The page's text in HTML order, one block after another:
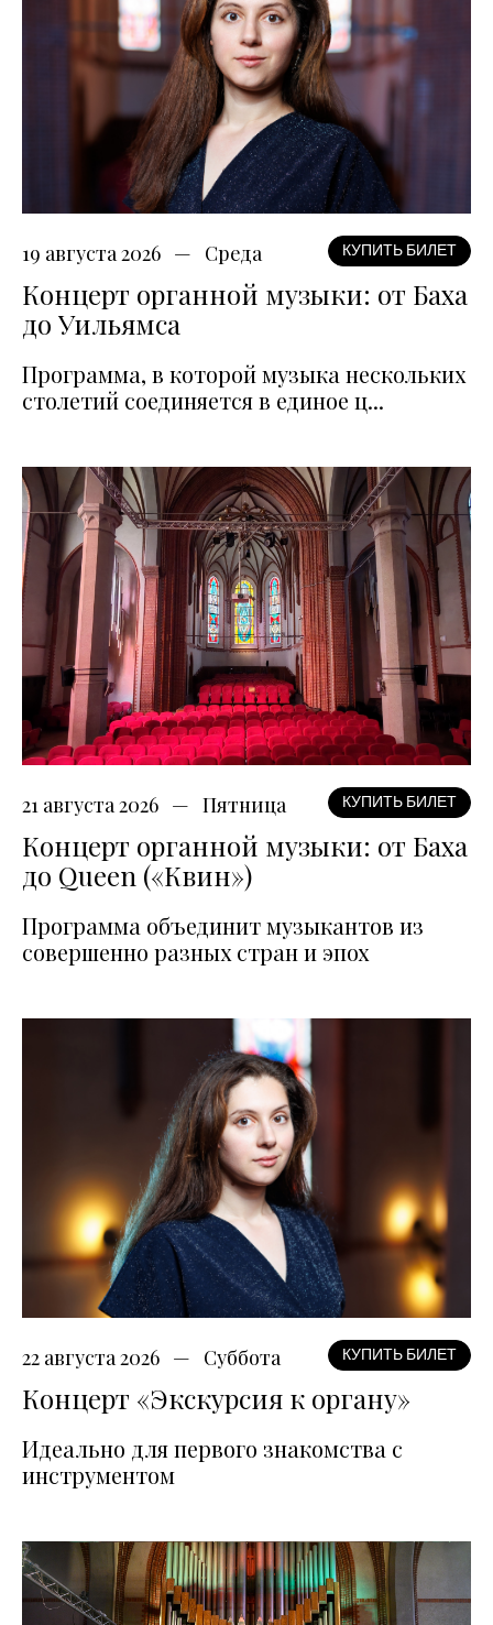
19 августа 2026 Среда КУПИТЬ БИЛЕТ
Концерт органной музыки: от Баха
до Уильямса
Программа, в которой музыка нескольких
столетий соединяется в единое ц...
21 августа 2026 Пятница КУПИТЬ БИЛЕТ
Концерт органной музыки: от Баха
до Queen («Квин»)
Программа объединит музыкантов из
совершенно разных стран и эпох
22 августа 2026 Суббота КУПИТЬ БИЛЕТ
Концерт «Экскурсия к органу»
Идеально для первого знакомства с
инструментом